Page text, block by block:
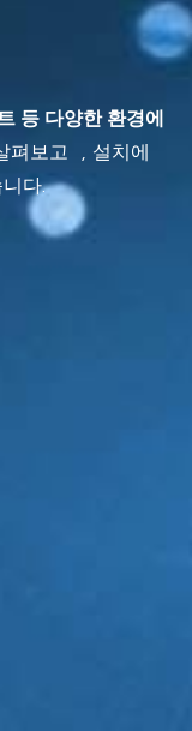
등 다양한 환경에
펴보고 , 설치에
다.